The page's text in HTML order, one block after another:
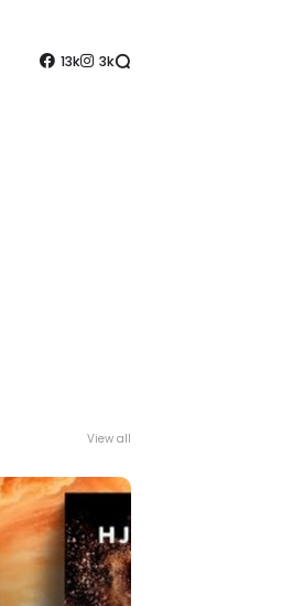
13k 3k
View all